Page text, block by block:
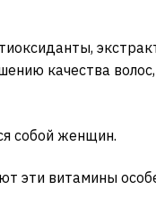
качества волос,
собой женщин.
эти витамины